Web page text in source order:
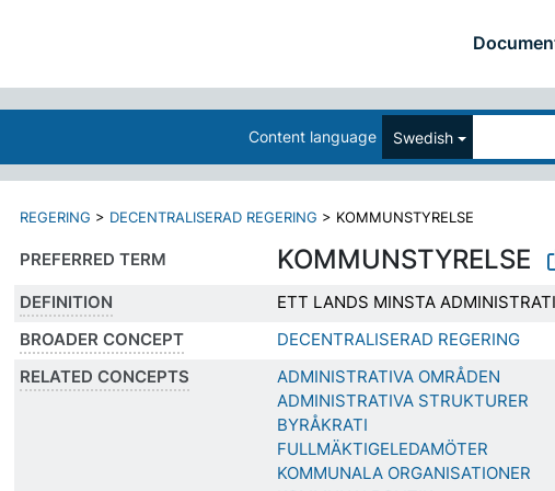
Content language Swedish
REGERING > DECENTRALISERAD REGERING > KOMMUNSTYRELSE
PREFERRED TERM KOMMUNSTYRELSE
DEFINITION
ETT LANDS MINSTA
BROADER CONCEPT
DECENTRALISERAD REGERING
RELATED CONCEPTS
ADMINISTRATIVA OMRÅDEN
ADMINISTRATIVA STRUKTURER
BYRÅKRATI
FULLMÄKTIGELEDAMÖTER
KOMMUNALA ORGANISATIONER